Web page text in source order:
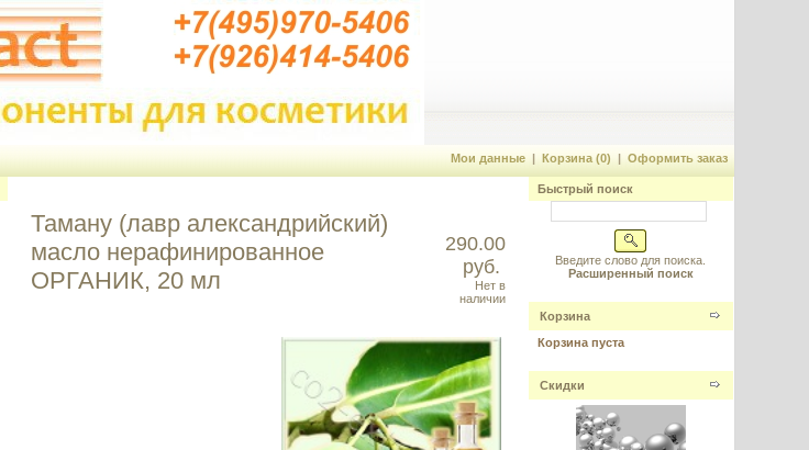
Мои данные| Корзина (0) | Оформить заказ
Таману (лавр александрийский)
масло нерафинированное
ОРГАНИК, 20 мл
290.00
руб.
Нет в
наличии
Быстрый поиск
Введите слово для поиска.
Расширенный поиск
Корзина
Корзина пуста
Скидки